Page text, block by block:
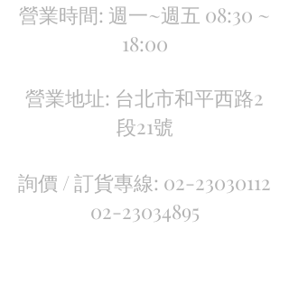
營業時間: 週一~週五 08:30 ~
18:00
營業地址: 台北市和平西路2
段21號
詢價 / 訂貨專線: 02-23030112
02-23034895